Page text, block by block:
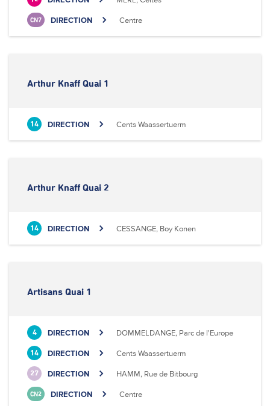
CN7 DIRECTION Centre
Arthur Knaff Quai 1
14 DIRECTION Cents Waassertuerm
Arthur Knaff Quai 2
14 DIRECTION CESSANGE, Boy Konen
Artisans Quai 1
4 DIRECTION DOMMELDANGE, Parc de l'Europe
14 DIRECTION Cents Waassertuerm
27 DIRECTION HAMM, Rue de Bitbourg
CN2 DIRECTION Centre